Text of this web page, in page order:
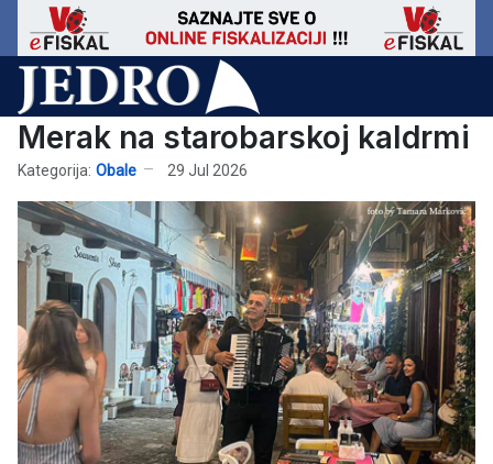
Merak na starobarskoj kaldrmi
Kategorija: Obale 29 Jul 2026